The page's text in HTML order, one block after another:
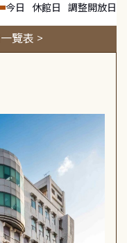
今日 休館日 調整開放日
覽表 >